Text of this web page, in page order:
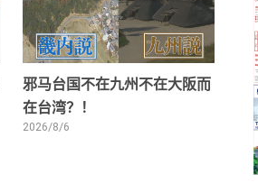
邪马台国不在九州不在大阪而
在台湾？！
2026/8/6